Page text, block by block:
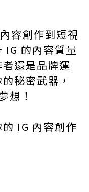
容創作到短視
IG 的內容質量
還是品牌運
秘密武器，
想！
IG 內容創作